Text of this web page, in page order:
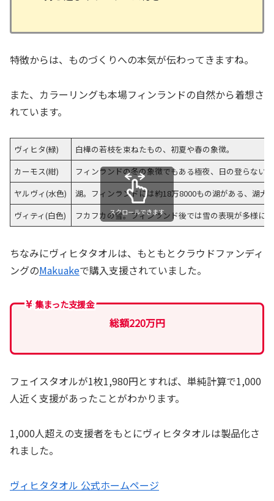
特徴からは、ものづくりへの本気が伝わってきますね。
また、カラーリングも本場フィンランドの自然から着想さ
れています。
ヴィヒタ(緑)
白樺の若枝を束ねたもの、初夏や春の象徴。
カーモス(紺)
フィンランドの冬の象徴でもある極夜、日の登らない
ヤルヴィ(水色)
湖。フィンランドには約18万8000もの湖がある、湖大
ヴィティ(白色)
フカフカの雪。フィンランド後では雪の表現が多様に
スクロールできます
ちなみにヴィヒタタオルは、もともとクラウドファンディ
ングのMakuakeで購入支援されていました。
集まった支援金
総額220万円
フェイスタオルが1枚1,980円とすれば、単純計算で1,000
人近く支援があったことがわかります。
1,000人超えの支援者をもとにヴィヒタタオルは製品化さ
れました。
ヴィヒタタオル 公式ホームページ